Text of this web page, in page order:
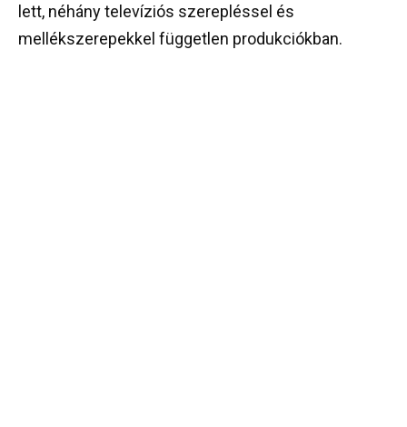
lett, néhány televíziós szerepléssel és
mellékszerepekkel független produkciókban.